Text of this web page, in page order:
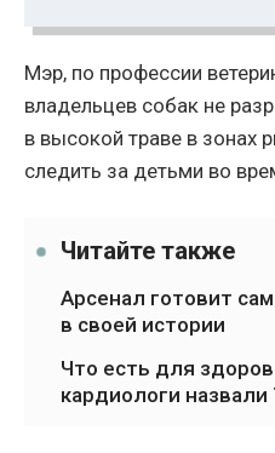
Мэр, по профессии
владельцев собак не
в высокой траве в зонах
следить за детьми во
Читайте также
Арсенал готовит
в своей истории
Что есть для
кардиологи